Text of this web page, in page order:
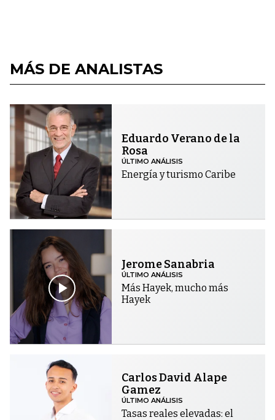
MÁS DE ANALISTAS
Eduardo Verano de la
Rosa
ÚLTIMO ANÁLISIS
Energía y turismo Caribe
Jerome Sanabria
ÚLTIMO ANÁLISIS
Más Hayek, mucho más
Hayek
Carlos David Alape
Gamez
ÚLTIMO ANÁLISIS
Tasas reales elevadas: el